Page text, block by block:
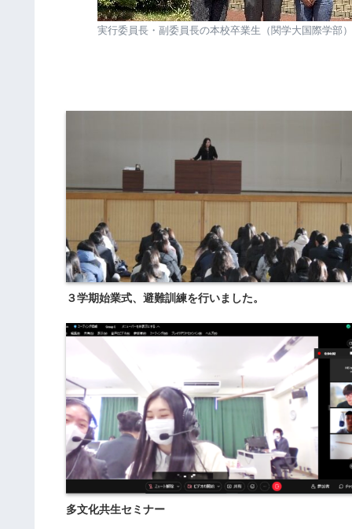
実行委員長・副委員長の本校卒業生（関学大国際学部）
３学期始業式、避難訓練を行いました。
多文化共生セミナー